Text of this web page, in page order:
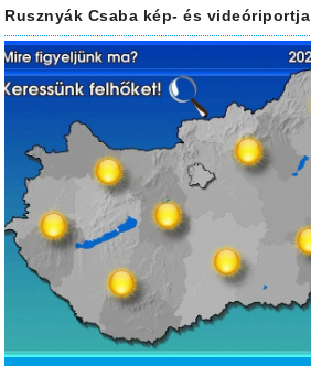
Rusznyák Csaba kép- és videóriportja